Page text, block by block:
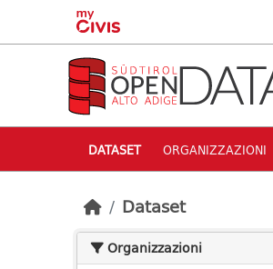
Skip to main content
DATASET ORGANIZZAZIONI
Dataset
Organizzazioni